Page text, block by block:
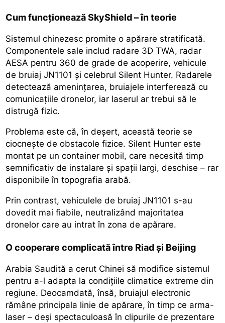
Cum funcționează SkyShield – în teorie
Sistemul chinezesc promite o apărare stratificată.
Componentele sale includ radare 3D TWA, radar
AESA pentru 360 de grade de acoperire, vehicule
de bruiaj JN1101 și celebrul Silent Hunter. Radarele
detectează amenințarea, bruiajele interferează cu
comunicațiile dronelor, iar laserul ar trebui să le
distrugă fizic.
Problema este că, în deșert, această teorie se
ciocnește de obstacole fizice. Silent Hunter este
montat pe un container mobil, care necesită timp
semnificativ de instalare și spații largi, deschise – rar
disponibile în topografia arabă.
Prin contrast, vehiculele de bruiaj JN1101 s-au
dovedit mai fiabile, neutralizând majoritatea
dronelor care au intrat în zona de apărare.
O cooperare complicată între Riad și Beijing
Arabia Saudită a cerut Chinei să modifice sistemul
pentru a-l adapta la condițiile climatice extreme din
regiune. Deocamdată, însă, bruiajul electronic
rămâne principala linie de apărare, în timp ce arma-
laser – deși spectaculoasă în clipurile de prezentare